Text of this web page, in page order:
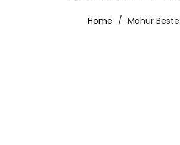
Home Mahur Beste